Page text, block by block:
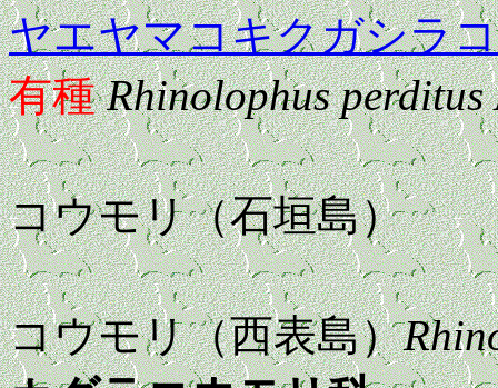
ヤエヤマコキクガシラ
有種Rhinolophus perditus
イシガキ
コウモリ（石垣島）
イリオモ
コウモリ（西表島）